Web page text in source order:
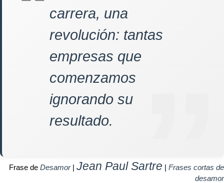
carrera, una
revolución: tantas
empresas que
comenzamos
ignorando su
resultado.
Frase de Desamor| Jean Paul Sartre | Frases cortas de
desamor